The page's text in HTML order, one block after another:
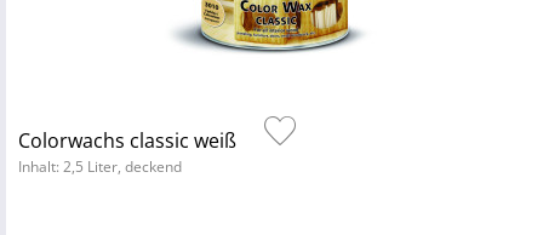
Colorwachs classic weiß
Inhalt: 2,5 Liter, deckend